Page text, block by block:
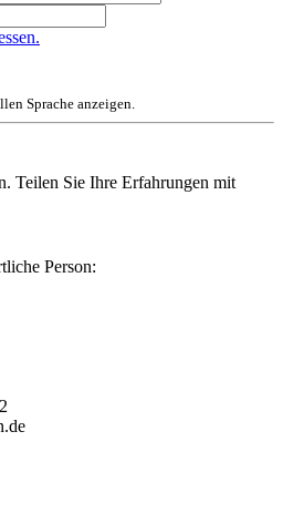
Sprache anzeigen.
Teilen Sie Ihre Erfahrungen mit
Person: